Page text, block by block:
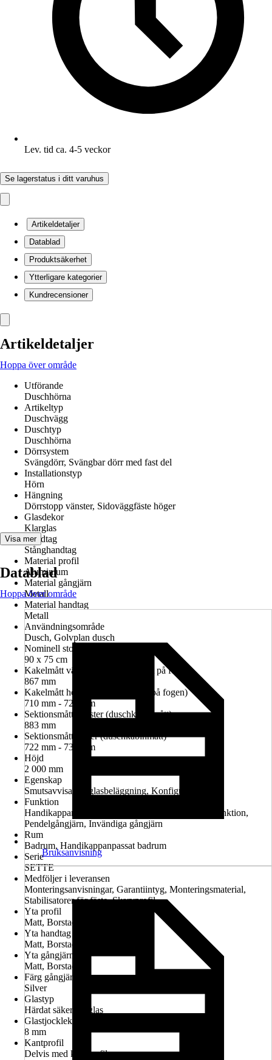
Lev. tid ca. 4-5 veckor
Se lagerstatus i ditt varuhus
Artikeldetaljer
Datablad
Produktsäkerhet
Ytterligare kategorier
Kundrecensioner
Artikeldetaljer
Hoppa över område
Utförande
Duschhörna
Artikeltyp
Duschvägg
Duschtyp
Duschhörna
Dörrsystem
Svängdörr, Svängbar dörr med fast del
Installationstyp
Hörn
Hängning
Dörrstopp vänster, Sidoväggfäste höger
Glasdekor
Klarglas
Handtag
Stånghandtag
Material profil
Aluminium
Material gångjärn
Metall
Material handtag
Metall
Användningsområde
Dusch, Golvplan dusch
Nominell storlek i cm
90 x 75 cm
Kakelmått vänster (glasrutans mitt på fogen)
867 mm
Kakelmått höger (glasrutans mitt på fogen)
710 mm - 724 mm
Sektionsmått vänster (duschkabinmått)
883 mm
Sektionsmått höger (duschkabinmått)
722 mm - 736 mm
Höjd
2 000 mm
Egenskap
Smutsavvisande glasbeläggning, Konfigurerbar
Funktion
Handikappanpassad montering möjlig, Lyft-sänk-funktion,
Pendelgångjärn, Invändiga gångjärn
Rum
Badrum, Handikappanpassat badrum
Serie
SETTE
Medföljer i leveransen
Monteringsanvisningar, Garantiintyg, Monteringsmaterial,
Stabilisatorer för fäste, Skarvprofil
Yta profil
Matt, Borstad
Yta handtag
Matt, Borstad
Yta gångjärn
Matt, Borstad
Färg gångjärn
Silver
Glastyp
Härdat säkerhetsglas
Glastjocklek
8 mm
Kantprofil
Delvis med kantprofil
Visa mer
Datablad
Hoppa över område
Bruksanvisning